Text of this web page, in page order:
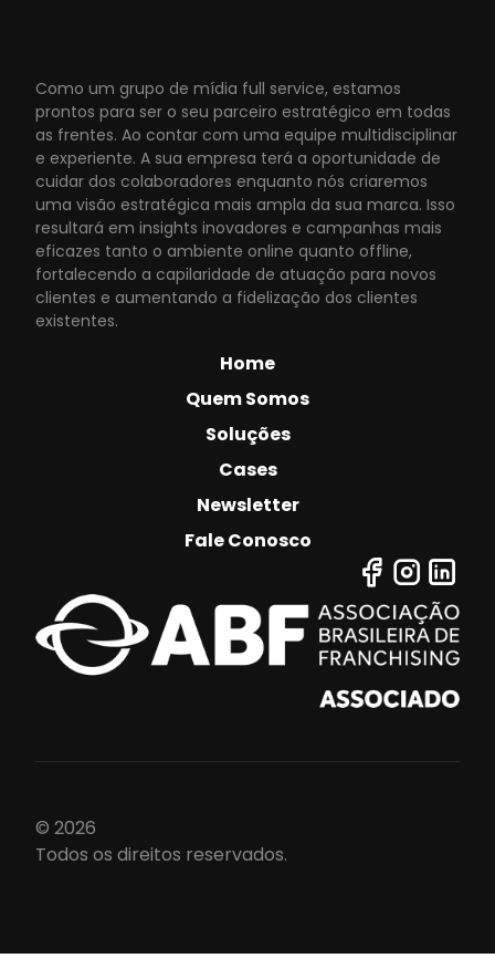
Como um grupo de mídia full service, estamos
prontos para ser o seu parceiro estratégico em todas
as frentes. Ao contar com uma equipe multidisciplinar
e experiente. A sua empresa terá a oportunidade de
cuidar dos colaboradores enquanto nós criaremos
uma visão estratégica mais ampla da sua marca. Isso
resultará em insights inovadores e campanhas mais
eficazes tanto o ambiente online quanto offline,
fortalecendo a capilaridade de atuação para novos
clientes e aumentando a fidelização dos clientes
existentes.
Home
Quem Somos
Soluções
Cases
Newsletter
Fale Conosco
© 2026
Todos os direitos reservados.